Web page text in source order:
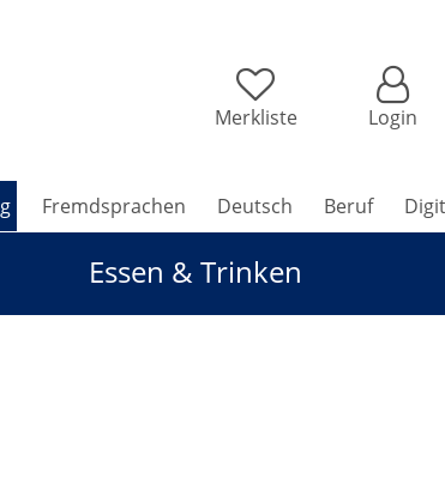
Merkliste Login
Fremdsprachen Deutsch Beruf
Essen & Trinken